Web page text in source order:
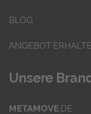
BLOG
ANGEBOT
Unse­re
METAMOVE.DE